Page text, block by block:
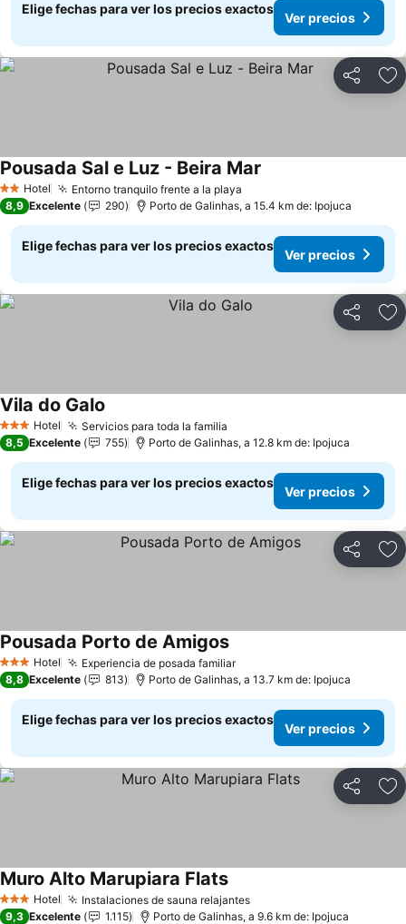
Elige fechas para ver los precios exactos
Ver precios
Compartir
2 Estrellas
Hotel Entorno tranquilo frente a la playa
Pousada Sal e Luz - Beira Mar
8,9 Excelente 290 Porto de Galinhas, a 15.4 km de: Ipojuca
Elige fechas para ver los precios exactos
Ver precios
Compartir
3 Estrellas
Hotel Servicios para toda la familia
Vila do Galo
8,5 Excelente 755 Porto de Galinhas, a 12.8 km de: Ipojuca
Elige fechas para ver los precios exactos
Ver precios
Compartir
3 Estrellas
Hotel Experiencia de posada familiarVer precios
Pousada Porto de AmigosVer precios
8,8 Excelente 813 Porto de Galinhas, a 13.7 km de: Ipojuca
Elige fechas para ver los precios exactos
Ver precios
Compartir
3 Estrellas
Hotel Instalaciones de sauna relajantesVer precios
Muro Alto Marupiara FlatsVer precios
9,3 Excelente 1.115 Porto de Galinhas, a 9.6 km de: Ipojuca